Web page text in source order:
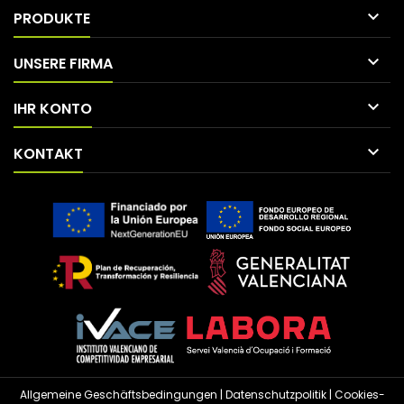
PRODUKTE 
UNSERE FIRMA 
IHR KONTO 
KONTAKT 
Allgemeine Geschäftsbedingungen | Datenschutzpolitik| Cookies-